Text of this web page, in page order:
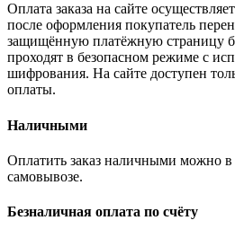
Оплата заказа на сайте
после оформления покупатель
защищённую платёжную страницу
проходят в безопасном режиме с
шифрования. На сайте доступен
оплаты.
Наличными
Оплатить заказ наличными можно в
самовывозе.
Безналичная оплата по счёту